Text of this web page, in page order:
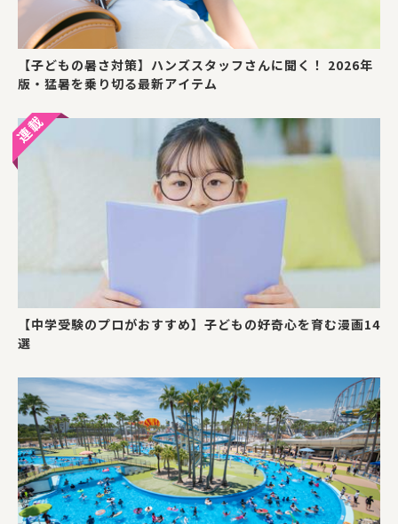
【子どもの暑さ対策】ハンズスタッフさんに聞く！ 2026年
版・猛暑を乗り切る最新アイテム
【中学受験のプロがおすすめ】子どもの好奇心を育む漫画14
選